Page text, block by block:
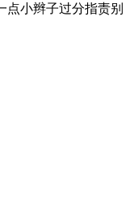
小辫子过分指责别